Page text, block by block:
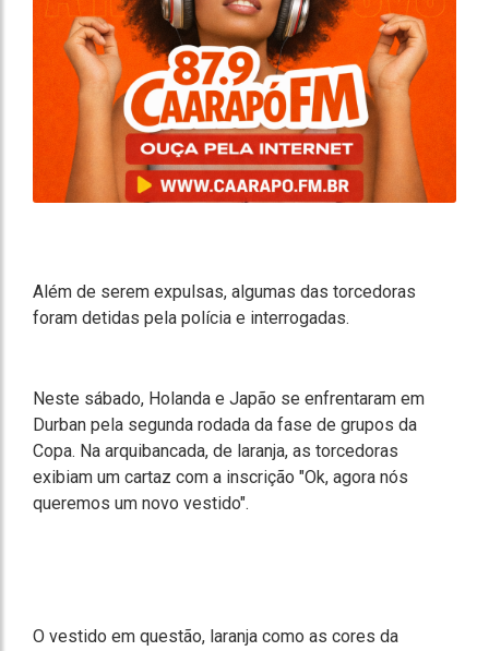
Além de serem expulsas, algumas das torcedoras
foram detidas pela polícia e interrogadas.
Neste sábado, Holanda e Japão se enfrentaram em
Durban pela segunda rodada da fase de grupos da
Copa. Na arquibancada, de laranja, as torcedoras
exibiam um cartaz com a inscrição "Ok, agora nós
queremos um novo vestido".
O vestido em questão, laranja como as cores da